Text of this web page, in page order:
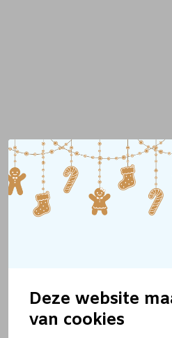
Deze website
van cookies